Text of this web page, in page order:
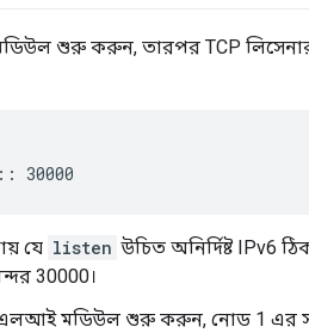
শুরু করুন, তারপর TCP
30000
যে listen উচিত অনির্দিষ্ট IPv6
30000।
মডিউল শুরু করুন, নোড 1 এর